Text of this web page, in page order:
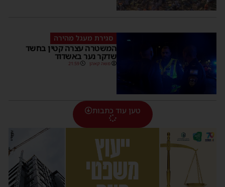
סגירת מעגל מהירה
המשטרה עצרה קטין בחשד
שדקר נער באשדוד
משה קאהן 21:59
טען עוד כתבות